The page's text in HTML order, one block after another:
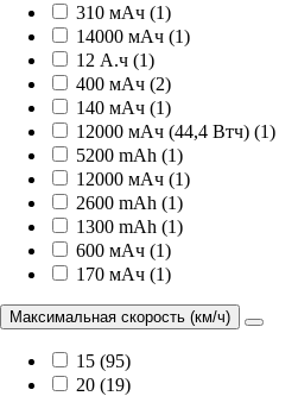
310 мАч (1)
14000 мАч (1)
12 А.ч (1)
400 мАч (2)
140 мАч (1)
12000 мАч (44,4 Втч) (1)
5200 mAh (1)
12000 мАч (1)
2600 mAh (1)
1300 mAh (1)
600 мАч (1)
170 мАч (1)
Максимальная скорость (км/ч)
15 (95)
20 (19)